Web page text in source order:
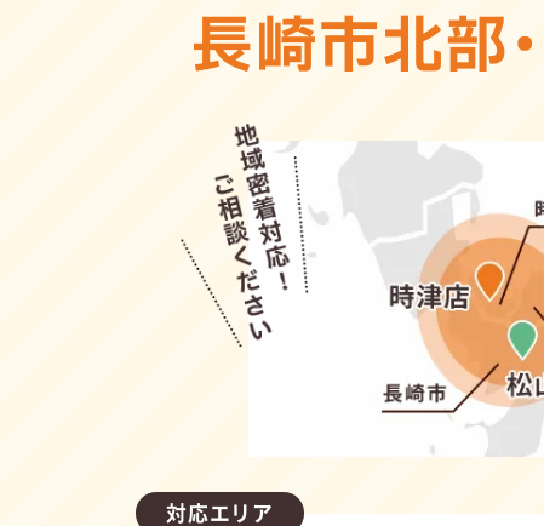
長崎市北部
対応エリア